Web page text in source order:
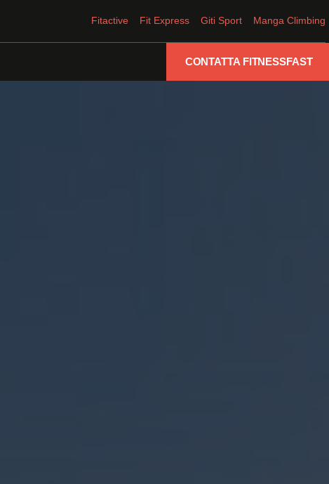
Fitactive Fit Express Giti Sport Manga Climbing
CONTATTA FITNESSFAST